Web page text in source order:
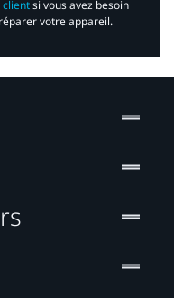
clientsi vous avez besoin
votre appareil.​